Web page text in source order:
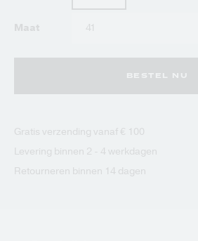
Maat
BESTEL NU
Gratis verzending vanaf € 100
Levering binnen 2 - 4 werkdagen
Retourneren binnen 14 dagen